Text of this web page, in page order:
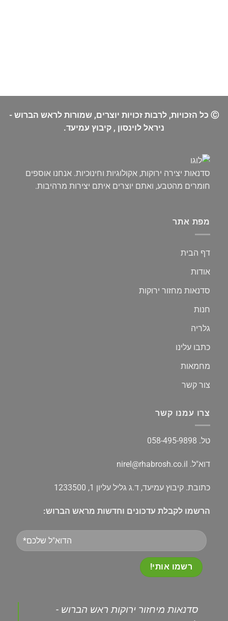
Ⓒ כל הזכויות, לרבות זכויות יוצרים, שמורות לראש הברוש -
ניראל לוינסון , קיבוץ עמיעד.
סדנאות יצירה ירוקות, אקולוגיות וחינוכיות. אנחנו אוספים
חומרים מהטבע, ואתם יוצרים איתם יצירות מרהיבות.
מפת אתר
דף הבית
אודות
סדנאות מחזור ירוקות
חנות
גלריה
כתבו עלינו
מחמאות
צור קשר
צרו עמנו קשר
טל. 058-495-9898
דוא"ל. nirel@rhabrosh.co.il
כתובת. קיבוץ עמיעד, ד.ג גליל עליון 1, 1233500
הרשמו לקבלת עדכונים וחדשות מראש הברוש:
Please
leave
‏סדנאות מיחזור ירוקות ראש הברוש -